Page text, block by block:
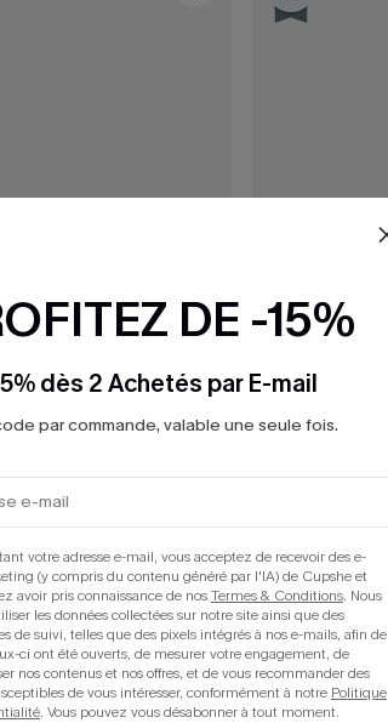
Robe courte à petites fleurs et manches paysannes
39,00 €
16
DE -15%
dès 2 Achetés par E-mail
par commande, valable une seule fois.
votre adresse e-mail, vous acceptez de recevoir des e-
(y compris du contenu généré par l'IA) de Cupshe et
avoir pris connaissance de nosTermes & Conditions. Nous
les données collectées sur notre site ainsi que des
de suivi, telles que des pixels intégrés à nos e-mails, afin de
ci ont été ouverts, de mesurer votre engagement, de
nos contenus et nos offres, et de vous recommander des
de vous intéresser, conformément à notre Politique
. Vous pouvez vous désabonner à tout moment.